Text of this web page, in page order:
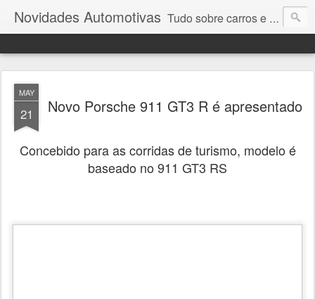
Novidades Automotivas Tudo sobre carros e motores
MAY
21 Novo Porsche 911 GT3 R é apresentado
Concebido para as corridas de turismo, modelo é
baseado no 911 GT3 RS